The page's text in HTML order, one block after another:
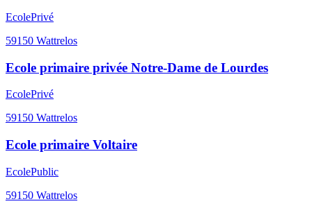
EcolePrivé
59150 Wattrelos
Ecole primaire privée Notre-Dame de Lourdes
EcolePrivé
59150 Wattrelos
Ecole primaire Voltaire
EcolePublic
59150 Wattrelos